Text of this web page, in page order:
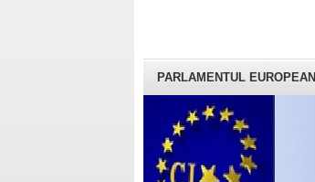
PARLAMENTUL EUROPEAN